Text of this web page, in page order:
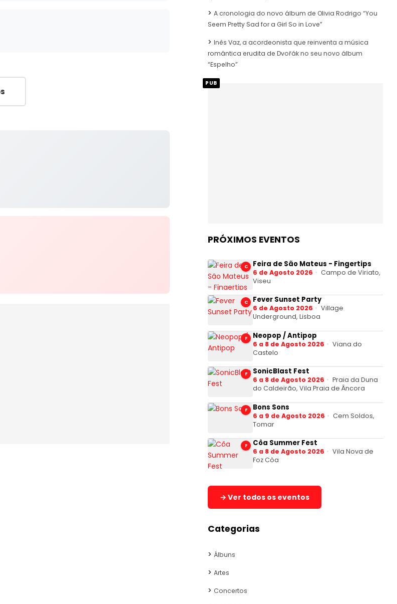
A cronologia do novo álbum de Olivia Rodrigo “You
Seem Pretty Sad for a Girl So in Love”
Inês Vaz, a acordeonista que reinventa a música
romântica erudita de Dvořák no seu novo álbum
“Espelho”
PUB
PRÓXIMOS EVENTOS
C Feira de São Mateus - Fingertips
6 de Agosto 2026
Campo de Viriato,
Viseu
C Fever Sunset Party
6 de Agosto 2026
Village
Underground, Lisboa
F Neopop / Antipop
6 a 8 de Agosto 2026
Viana do
Castelo
F SonicBlast Fest
6 a 8 de Agosto 2026
Praia da Duna
do Caldeirão, Vila Praia de Âncora
F Bons Sons
6 a 9 de Agosto 2026
Cem Soldos,
Tomar
F Côa Summer Fest
6 a 8 de Agosto 2026
Vila Nova de
Foz Côa
→ Ver todos os eventos
Categorias
Álbuns
Artes
Concertos